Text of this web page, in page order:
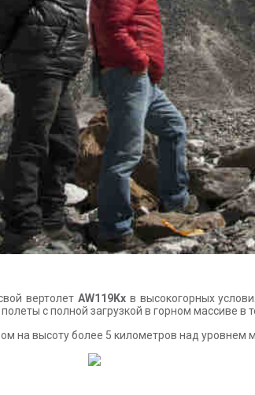
вертолетAW119Kx в высокогорных
с полной загрузкой в горном массиве в
на высоту более 5 километров над